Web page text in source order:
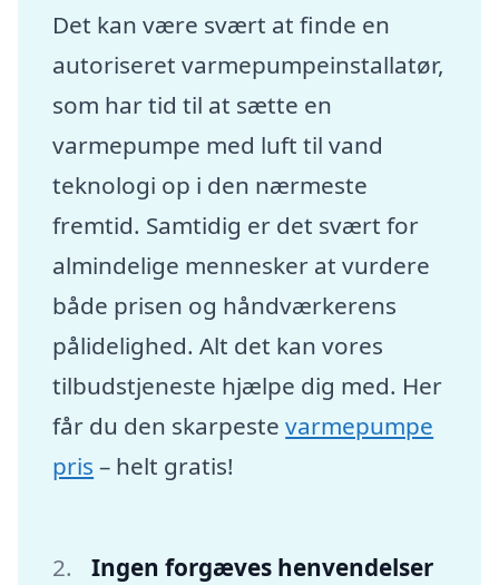
Det kan være svært at finde en
autoriseret varmepumpeinstallatør,
som har tid til at sætte en
varmepumpe med luft til vand
teknologi op i den nærmeste
fremtid. Samtidig er det svært for
almindelige mennesker at vurdere
både prisen og håndværkerens
pålidelighed. Alt det kan vores
tilbudstjeneste hjælpe dig med. Her
får du den skarpestevarmepumpe
pris – helt gratis!
Ingen forgæves henvendelser